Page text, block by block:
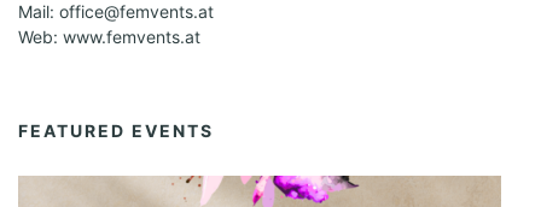
Mail: office@femvents.at
Web: www.femvents.at
FEATURED EVENTS